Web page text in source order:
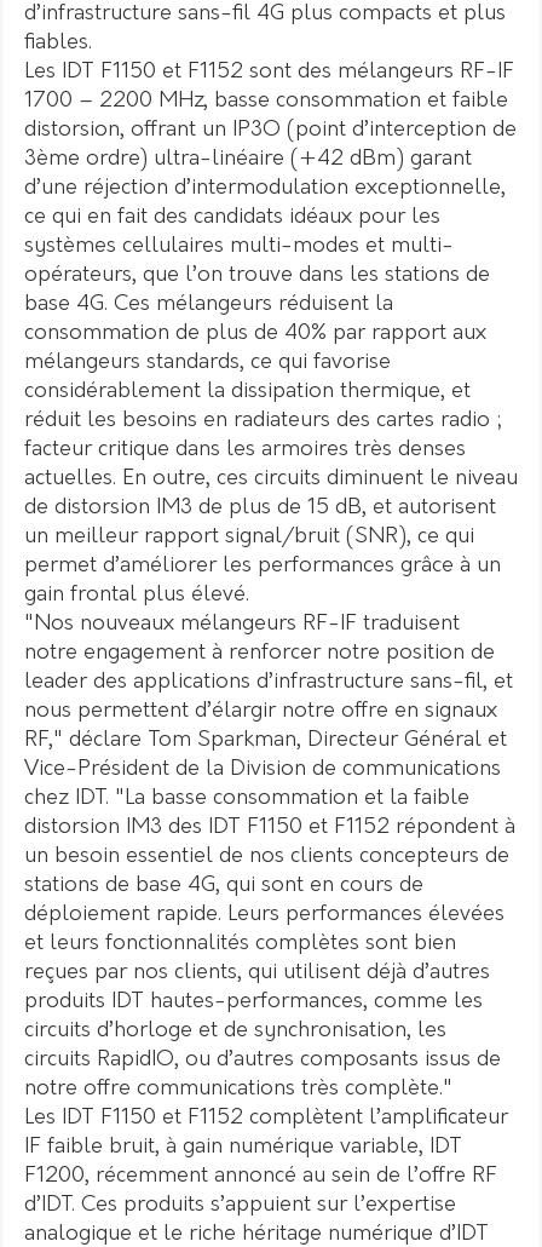
d’infrastructure sans-fil 4G plus compacts et plus
fiables.
Les IDT F1150 et F1152 sont des mélangeurs RF-IF
1700 – 2200 MHz, basse consommation et faible
distorsion, offrant un IP3O (point d’interception de
3ème ordre) ultra-linéaire (+42 dBm) garant
d’une réjection d’intermodulation exceptionnelle,
ce qui en fait des candidats idéaux pour les
systèmes cellulaires multi-modes et multi-
opérateurs, que l’on trouve dans les stations de
base 4G. Ces mélangeurs réduisent la
consommation de plus de 40% par rapport aux
mélangeurs standards, ce qui favorise
considérablement la dissipation thermique, et
réduit les besoins en radiateurs des cartes radio ;
facteur critique dans les armoires très denses
actuelles. En outre, ces circuits diminuent le niveau
de distorsion IM3 de plus de 15 dB, et autorisent
un meilleur rapport signal/bruit (SNR), ce qui
permet d’améliorer les performances grâce à un
gain frontal plus élevé.
"Nos nouveaux mélangeurs RF-IF traduisent
notre engagement à renforcer notre position de
leader des applications d’infrastructure sans-fil, et
nous permettent d’élargir notre offre en signaux
RF," déclare Tom Sparkman, Directeur Général et
Vice-Président de la Division de communications
chez IDT. "La basse consommation et la faible
distorsion IM3 des IDT F1150 et F1152 répondent à
un besoin essentiel de nos clients concepteurs de
stations de base 4G, qui sont en cours de
déploiement rapide. Leurs performances élevées
et leurs fonctionnalités complètes sont bien
reçues par nos clients, qui utilisent déjà d’autres
produits IDT hautes-performances, comme les
circuits d’horloge et de synchronisation, les
circuits RapidIO, ou d’autres composants issus de
notre offre communications très complète."
Les IDT F1150 et F1152 complètent l’amplificateur
IF faible bruit, à gain numérique variable, IDT
F1200, récemment annoncé au sein de l’offre RF
d’IDT. Ces produits s’appuient sur l’expertise
analogique et le riche héritage numérique d’IDT